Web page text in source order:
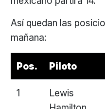
Así quedan las
mañana:
Pos. Piloto
1
Lewis